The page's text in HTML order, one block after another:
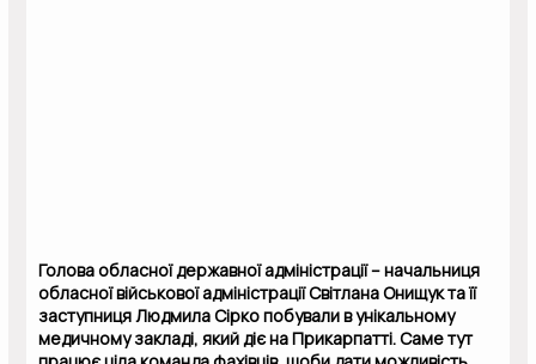
Голова обласної державної адміністрації – начальниця
обласної військової адміністрації Світлана Онищук та її
заступниця Людмила Сірко побували в унікальному
медичному закладі, який діє на Прикарпатті. Саме тут